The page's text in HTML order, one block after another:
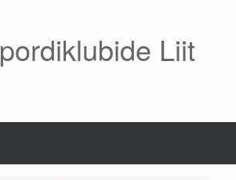
Liit